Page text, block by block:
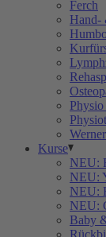
Ferch
Hand-
Kurse
NEU:
NEU:
NEU:
NEU:
Baby